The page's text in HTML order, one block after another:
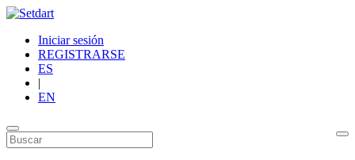
Iniciar sesión
REGISTRARSE
ES
|
EN